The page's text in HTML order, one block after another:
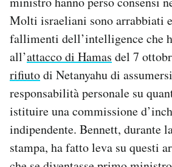
Molti israeliani sono arrabbiati
fallimenti dell’intelligence che
all’attacco di Hamas del 7
rifiutodi Netanyahu di
responsabilità personale su
istituire una commissione
indipendente. Bennett, durante
stampa, ha fatto leva su questi